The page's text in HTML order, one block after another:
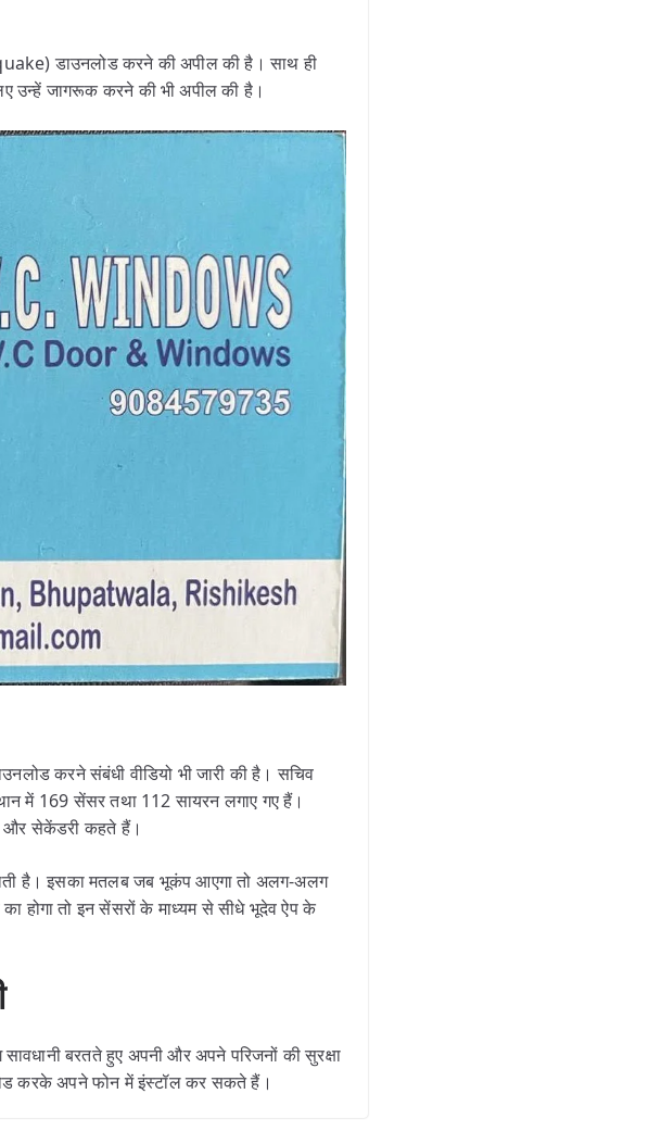
डाउनलोड करने की अपील की है। साथ ही
उन्हें जागरूक करने की भी अपील की है।
करने संबंधी वीडियो भी जारी की है। सचिव
में 169 सेंसर तथा 112 सायरन लगाए गए हैं।
और सेकेंडरी कहते हैं।
है। इसका मतलब जब भूकंप आएगा तो अलग-अलग
होगा तो इन सेंसरों के माध्यम से सीधे भूदेव ऐप के
बरतते हुए अपनी और अपने परिजनों की सुरक्षा
करके अपने फोन में इंस्टॉल कर सकते हैं।